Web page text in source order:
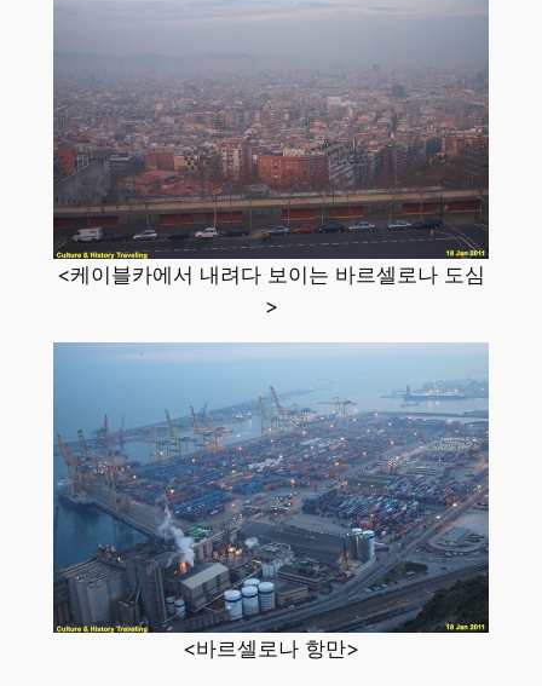
<케이블카에서 내려다 보이는 바르셀로나 도심
>
<바르셀로나 항만>